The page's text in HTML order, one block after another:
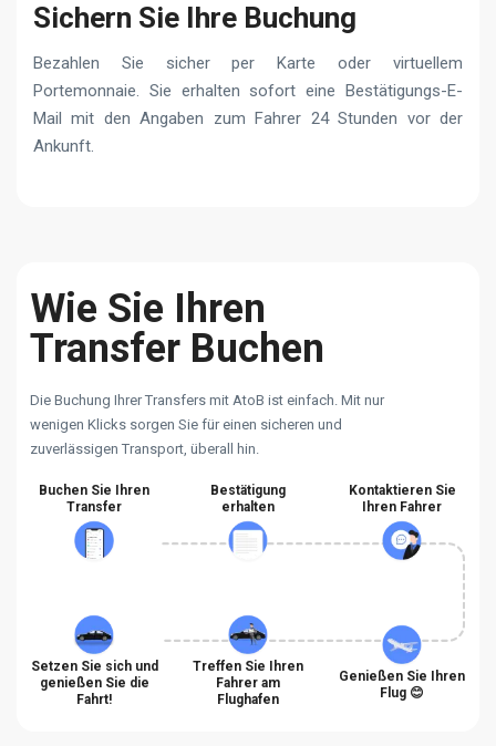
Sichern Sie Ihre Buchung
Bezahlen Sie sicher per Karte oder virtuellem
Portemonnaie. Sie erhalten sofort eine Bestätigungs-E-
Mail mit den Angaben zum Fahrer 24 Stunden vor der
Ankunft.
Wie Sie Ihren
Transfer Buchen
Die Buchung Ihrer Transfers mit AtoB ist einfach. Mit nur
wenigen Klicks sorgen Sie für einen sicheren und
zuverlässigen Transport, überall hin.
Buchen Sie Ihren
Transfer
Bestätigung
erhalten
Kontaktieren Sie
Ihren Fahrer
Setzen Sie sich und
genießen Sie die
Fahrt!
Treffen Sie Ihren
Fahrer am
Flughafen
Genießen Sie Ihren
Flug 😊